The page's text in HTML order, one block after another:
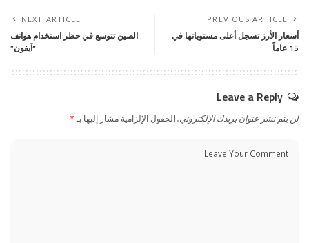
PREVIOUS ARTICLE
أسعار الأرز تسجل أعلى مستوياتها في
15 عاماً
NEXT ARTICLE
الصين تتوسع في حظر استخدام هواتف
“آيفون”
Leave a Reply
لن يتم نشر عنوان بريدك الإلكتروني.الحقول الإلزامية مشار إليها بـ*